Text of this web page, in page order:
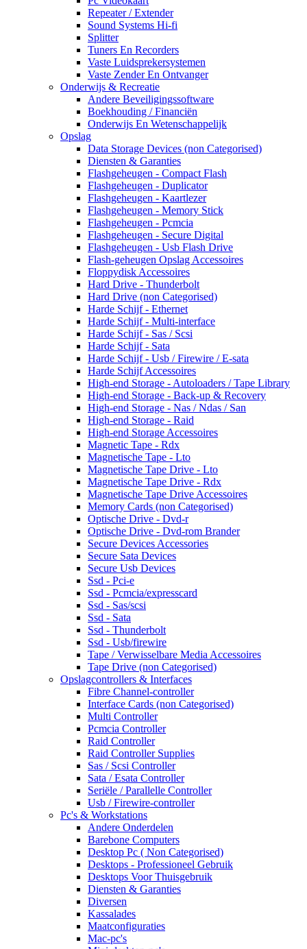
Repeater / Extender
Sound Systems Hi-fi
Splitter
Tuners En Recorders
Vaste Luidsprekersystemen
Vaste Zender En Ontvanger
Onderwijs & Recreatie
Andere Beveiligingssoftware
Boekhouding / Financiën
Onderwijs En Wetenschappelijk
Opslag
Data Storage Devices (non Categorised)
Diensten & Garanties
Flashgeheugen - Compact Flash
Flashgeheugen - Duplicator
Flashgeheugen - Kaartlezer
Flashgeheugen - Memory Stick
Flashgeheugen - Pcmcia
Flashgeheugen - Secure Digital
Flashgeheugen - Usb Flash Drive
Flash-geheugen Opslag Accessoires
Floppydisk Accessoires
Hard Drive - Thunderbolt
Hard Drive (non Categorised)
Harde Schijf - Ethernet
Harde Schijf - Multi-interface
Harde Schijf - Sas / Scsi
Harde Schijf - Sata
Harde Schijf - Usb / Firewire / E-sata
Harde Schijf Accessoires
High-end Storage - Autoloaders / Tape Library
High-end Storage - Back-up & Recovery
High-end Storage - Nas / Ndas / San
High-end Storage - Raid
High-end Storage Accessoires
Magnetic Tape - Rdx
Magnetische Tape - Lto
Magnetische Tape Drive - Lto
Magnetische Tape Drive - Rdx
Magnetische Tape Drive Accessoires
Memory Cards (non Categorised)
Optische Drive - Dvd-r
Optische Drive - Dvd-rom Brander
Secure Devices Accessories
Secure Sata Devices
Secure Usb Devices
Ssd - Pci-e
Ssd - Pcmcia/expresscard
Ssd - Sas/scsi
Ssd - Sata
Ssd - Thunderbolt
Ssd - Usb/firewire
Tape / Verwisselbare Media Accessoires
Tape Drive (non Categorised)
Opslagcontrollers & Interfaces
Fibre Channel-controller
Interface Cards (non Categorised)
Multi Controller
Pcmcia Controller
Raid Controller
Raid Controller Supplies
Sas / Scsi Controller
Sata / Esata Controller
Seriële / Parallelle Controller
Usb / Firewire-controller
Pc's & Workstations
Andere Onderdelen
Barebone Computers
Desktop Pc ( Non Categorised)
Desktops - Professioneel Gebruik
Desktops Voor Thuisgebruik
Diensten & Garanties
Diversen
Kassalades
Maatconfiguraties
Mac-pc's